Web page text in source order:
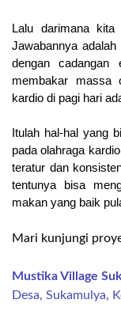
Lalu darimana kita
Jawabannya
dengan
membakar massa
kardio di pagi hari
Itulah hal-hal yang
pada olahraga
teratur dan
tentunya bisa
makan yang baik
Mari kunjungi
Mustika Village
Desa, Sukamulya,